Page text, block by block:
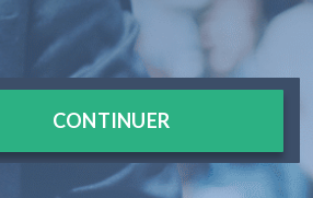
CONTINUER